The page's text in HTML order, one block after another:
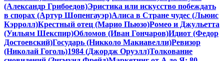
(Александр Грибоедов)Эристика или искусство побеждать
в спорах (Артур Шопенгауэр)Алиса в Стране чудес (Льюис
Кэрролл)Крестный отец (Марио Пьюзо)Ромео и Джульетта
(Уильям Шекспир)Обломов (Иван Гончаров)Идиот (Федор
Достоевский)Государь (Никколо Макиавелли)Ревизор
(Николай Гоголь)1984 (Джордж Оруэлл)Толкование